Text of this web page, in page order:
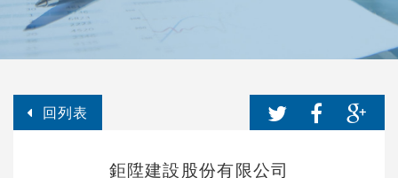
回列表
鉅陞建設股份有限公司